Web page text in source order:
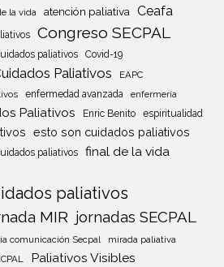
la vida atención paliativa Ceafa
Congreso SECPAL
paliativos Covid-19
Paliativos
EAPC
enfermedad avanzada enfermería
Paliativos Enric Benito espiritualidad
esto son cuidados paliativos
paliativos
final de la vida
paliativos
MIR jornadas SECPAL
comunicación Secpal mirada paliativa
Paliativos Visibles